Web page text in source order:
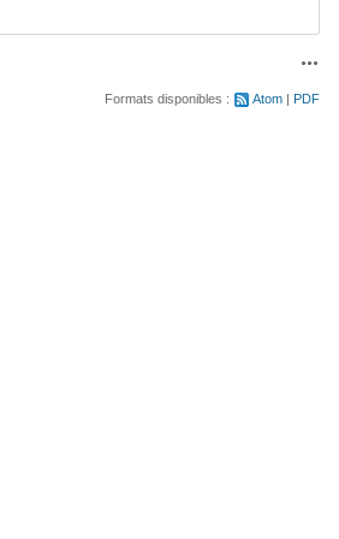
Formats disponibles : Atom PDF